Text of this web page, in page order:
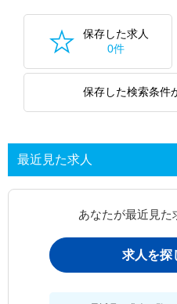
保存した求人
0件
保存した検索条件
最近見た求人
あなたが最近見た
求人を探